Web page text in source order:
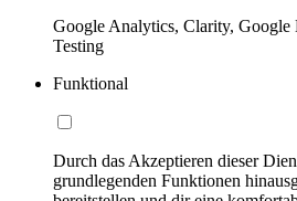
Google Analytics, Clarity, Google
Testing
Funktional
Durch das Akzeptieren dieser
grundlegenden Funktionen